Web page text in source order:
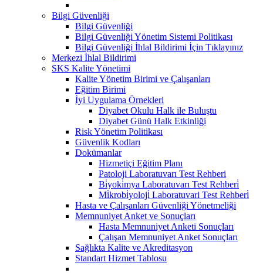
Bilgi Güvenliği
Bilgi Güvenliği
Bilgi Güvenliği Yönetim Sistemi Politikası
Bilgi Güvenliği İhlal Bildirimi İçin Tıklayınız
Merkezi İhlal Bildirimi
SKS Kalite Yönetimi
Kalite Yönetim Birimi ve Çalışanları
Eğitim Birimi
İyi Uygulama Örnekleri
Diyabet Okulu Halk ile Buluştu
Diyabet Günü Halk Etkinliği
Risk Yönetim Politikası
Güvenlik Kodları
Dokümanlar
Hizmetiçi Eğitim Planı
Patoloji Laboratuvarı Test Rehberi
Bi̇yoki̇mya Laboratuvarı Test Rehberi̇
Mi̇krobi̇yoloji̇ Laboratuvari Test Rehberi̇
Hasta ve Çalışanları Güvenliği Yönetmeliği
Memnuniyet Anket ve Sonuçları
Hasta Memnuniyet Anketi Sonuçları
Çalışan Memnuniyet Anket Sonuçları
Sağlıkta Kalite ve Akreditasyon
Standart Hizmet Tablosu